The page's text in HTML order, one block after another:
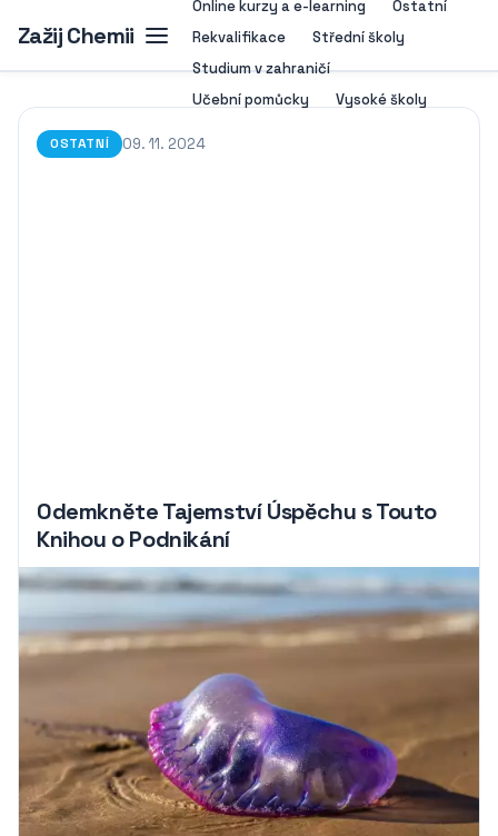
Zažij Chemii
Online kurzy a e-learning
Ostatní
Rekvalifikace
Střední školy
Studium v zahraničí
Učební pomůcky
Vysoké školy
OSTATNÍ 09. 11. 2024
Odemkněte Tajemství Úspěchu s Touto
Knihou o Podnikání